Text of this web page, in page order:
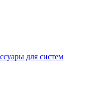
для систем